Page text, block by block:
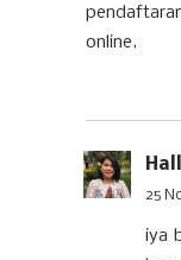
online.
25
iya